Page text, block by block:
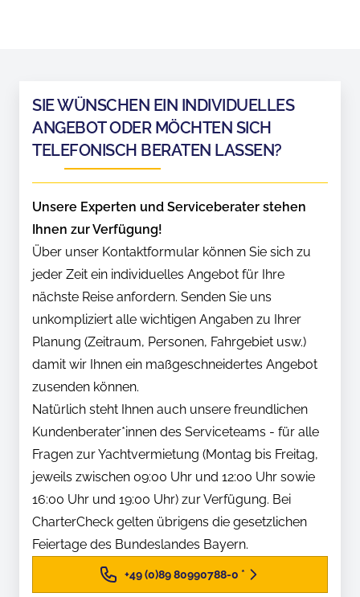
SIE WÜNSCHEN EIN INDIVIDUELLES
ANGEBOT ODER MÖCHTEN SICH
TELEFONISCH BERATEN LASSEN?
Unsere Experten und Serviceberater stehen
Ihnen zur Verfügung!
Über unser Kontaktformular können Sie sich zu
jeder Zeit ein individuelles Angebot für Ihre
nächste Reise anfordern. Senden Sie uns
unkompliziert alle wichtigen Angaben zu Ihrer
Planung (Zeitraum, Personen, Fahrgebiet usw.)
damit wir Ihnen ein maßgeschneidertes Angebot
zusenden können.
Natürlich steht Ihnen auch unsere freundlichen
Kundenberater*innen des Serviceteams - für alle
Fragen zur Yachtvermietung (Montag bis Freitag,
jeweils zwischen 09:00 Uhr und 12:00 Uhr sowie
16:00 Uhr und 19:00 Uhr) zur Verfügung. Bei
CharterCheck gelten übrigens die gesetzlichen
Feiertage des Bundeslandes Bayern.
+49 (0)89 80990788-0 *